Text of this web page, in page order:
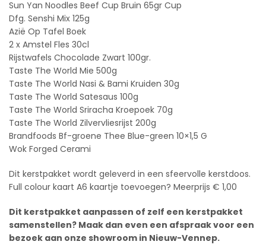
Sun Yan Noodles Beef Cup Bruin 65gr Cup
Dfg. Senshi Mix 125g
Azië Op Tafel Boek
2 x Amstel Fles 30cl
Rijstwafels Chocolade Zwart 100gr.
Taste The World Mie 500g
Taste The World Nasi & Bami Kruiden 30g
Taste The World Satesaus 100g
Taste The World Sriracha Kroepoek 70g
Taste The World Zilvervliesrijst 200g
Brandfoods Bf-groene Thee Blue-green 10×1,5 G
Wok Forged Cerami
Dit kerstpakket wordt geleverd in een sfeervolle kerstdoos.
Full colour kaart A6 kaartje toevoegen? Meerprijs € 1,00
Dit kerstpakket aanpassen of zelf een kerstpakket
samenstellen? Maak dan even een afspraak voor een
bezoek aan onze showroom in Nieuw-Vennep.